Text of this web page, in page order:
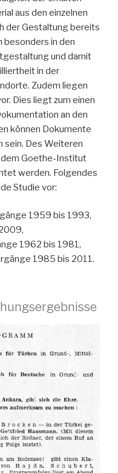
aus den einzelnen
der Gestaltung bereits
besonders in den
und damit
in der
Zudem liegen
Dies liegt zum einen
an den
können Dokumente
sein. Des Weiteren
Goethe-Institut
werden. Folgendes
Studie vor:
1959 bis 1993,
1962 bis 1981,
1985 bis 2011.